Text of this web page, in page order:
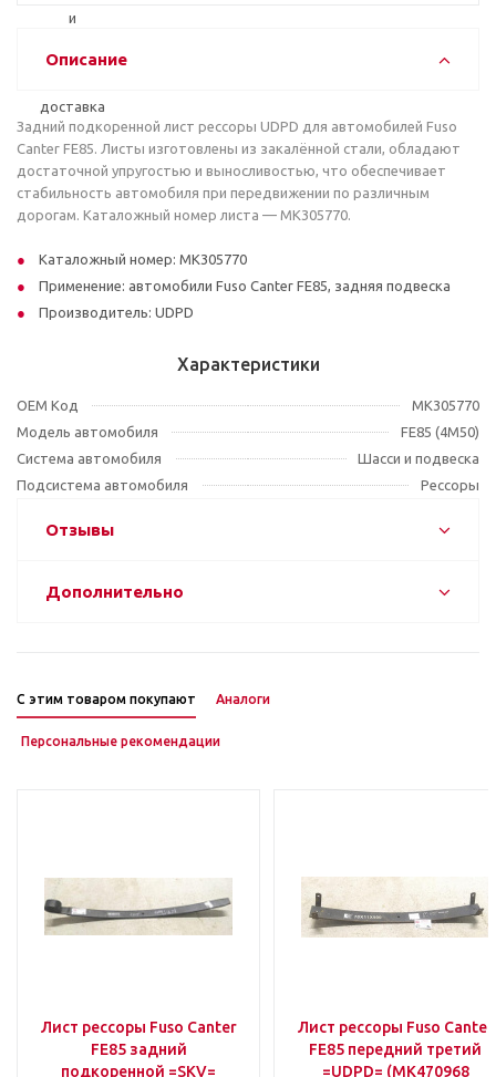
Описание
Задний подкоренной лист рессоры UDPD для автомобилей Fuso
Canter FE85. Листы изготовлены из закалённой стали, обладают
достаточной упругостью и выносливостью, что обеспечивает
стабильность автомобиля при передвижении по различным
дорогам. Каталожный номер листа — MK305770.
Каталожный номер: MK305770
Применение: автомобили Fuso Canter FE85, задняя подвеска
Производитель: UDPD
Характеристики
OEM Код
MK305770
Модель автомобиля
FE85 (4M50)
Система автомобиля
Шасси и подвеска
Подсистема автомобиля
Рессоры
Отзывы
Дополнительно
С этим товаром покупают Аналоги
Персональные рекомендации
Лист рессоры Fuso Canter
FE85 задний
подкоренной =SKV=
Лист рессоры Fuso Canter
FE85 передний третий
=UDPD= (MK470968